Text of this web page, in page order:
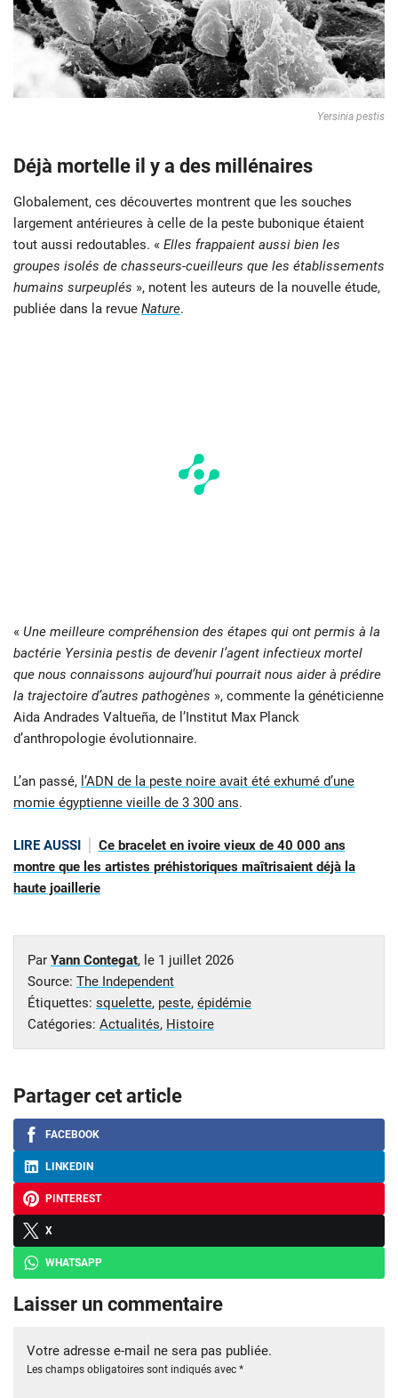
Yersinia pestis
Déjà mortelle il y a des millénaires
Globalement, ces découvertes montrent que les souches
largement antérieures à celle de la peste bubonique étaient
tout aussi redoutables. « Elles frappaient aussi bien les
groupes isolés de chasseurs-cueilleurs que les établissements
humains surpeuplés », notent les auteurs de la nouvelle étude,
publiée dans la revue Nature.
« Une meilleure compréhension des étapes qui ont permis à la
bactérie Yersinia pestis de devenir l’agent infectieux mortel
que nous connaissons aujourd’hui pourrait nous aider à prédire
la trajectoire d’autres pathogènes », commente la généticienne
Aida Andrades Valtueña, de l’Institut Max Planck
d’anthropologie évolutionnaire.
L’an passé, l’ADN de la peste noire avait été exhumé d’une
momie égyptienne vieille de 3 300 ans.
LIRE AUSSI
Ce bracelet en ivoire vieux de 40 000 ans
montre que les artistes préhistoriques maîtrisaient déjà la
haute joaillerie
Par Yann Contegat, le 1 juillet 2026
Source: The Independent
Étiquettes: squelette, peste, épidémie
Catégories: Actualités, Histoire
Partager cet article
FACEBOOK
LINKEDIN
PINTEREST
X
WHATSAPP
Laisser un commentaire
Votre adresse e-mail ne sera pas publiée.
Les champs obligatoires sont indiqués avec *